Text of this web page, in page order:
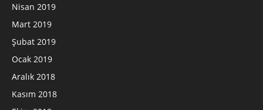
Nisan 2019
Mart 2019
Şubat 2019
Ocak 2019
Aralık 2018
Kasım 2018